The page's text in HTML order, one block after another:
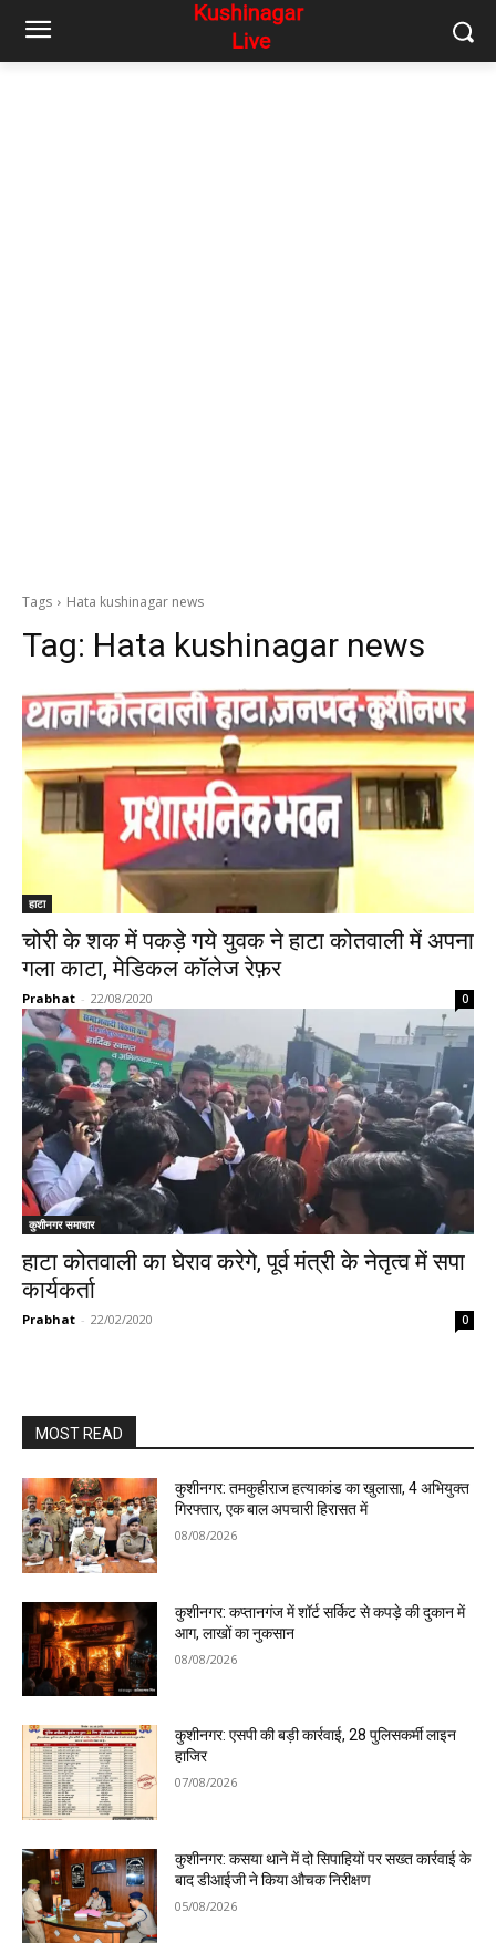
Tags Hata kushinagar news
Tag: Hata kushinagar news
हाटा
चोरी के शक में पकड़े गये युवक ने हाटा कोतवाली में अपना
गला काटा, मेडिकल कॉलेज रेफ़र
Prabhat - 22/08/2020 0
कुशीनगर समाचार
हाटा कोतवाली का घेराव करेगे, पूर्व मंत्री के नेतृत्व में सपा
कार्यकर्ता
Prabhat - 22/02/2020 0
MOST READ
कुशीनगर: तमकुहीराज हत्याकांड का खुलासा, 4 अभियुक्त
गिरफ्तार, एक बाल अपचारी हिरासत में
08/08/2026
कुशीनगर: कप्तानगंज में शॉर्ट सर्किट से कपड़े की दुकान में
आग, लाखों का नुकसान
08/08/2026
कुशीनगर: एसपी की बड़ी कार्रवाई, 28 पुलिसकर्मी लाइन
हाजिर
07/08/2026
कुशीनगर: कसया थाने में दो सिपाहियों पर सख्त कार्रवाई के
बाद डीआईजी ने किया औचक निरीक्षण
05/08/2026